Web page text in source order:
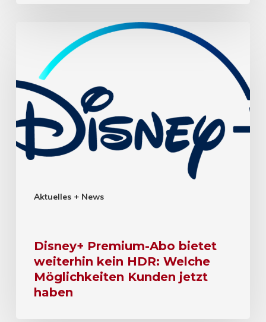
Aktuelles + News
Disney+ Premium-Abo bietet
weiterhin kein HDR: Welche
Möglichkeiten Kunden jetzt
haben